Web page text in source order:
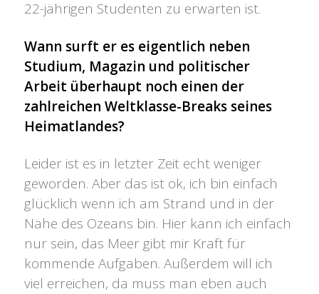
22-jährigen Studenten zu erwarten ist.
Wann surft er es eigentlich neben
Studium, Magazin und politischer
Arbeit überhaupt noch einen der
zahlreichen Weltklasse-Breaks seines
Heimatlandes?
Leider ist es in letzter Zeit echt weniger
geworden. Aber das ist ok, ich bin einfach
glücklich wenn ich am Strand und in der
Nähe des Ozeans bin. Hier kann ich einfach
nur sein, das Meer gibt mir Kraft für
kommende Aufgaben. Außerdem will ich
viel erreichen, da muss man eben auch